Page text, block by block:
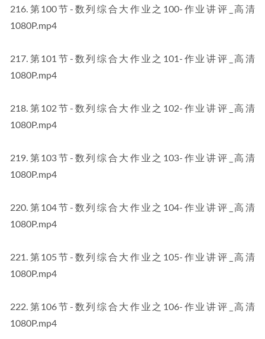
216.第100节-数列综合大作业之100-作业讲评_高清
1080P.mp4
217.第101节-数列综合大作业之101-作业讲评_高清
1080P.mp4
218.第102节-数列综合大作业之102-作业讲评_高清
1080P.mp4
219.第103节-数列综合大作业之103-作业讲评_高清
1080P.mp4
220.第104节-数列综合大作业之104-作业讲评_高清
1080P.mp4
221.第105节-数列综合大作业之105-作业讲评_高清
1080P.mp4
222.第106节-数列综合大作业之106-作业讲评_高清
1080P.mp4